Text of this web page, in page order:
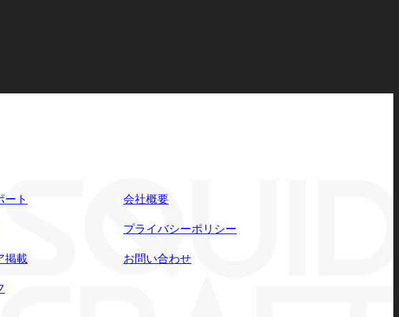
ート
掲載
会社概要
プライバシーポリシー
お問い合わせ